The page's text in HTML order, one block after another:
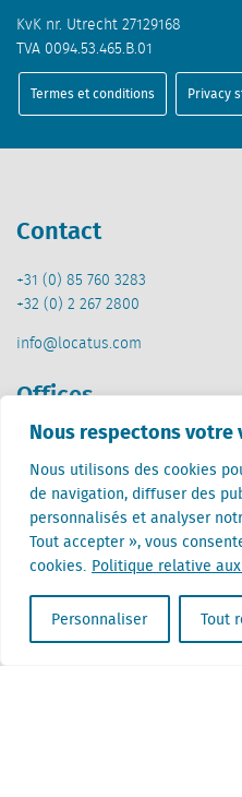
Nous respectons votre
Nous utilisons des cookies
de navigation, diffuser des
personnalisés et analyser
Tout accepter », vous
cookies. Politique relative
Personnaliser Tout
KvK nr. Utrecht 27129168
TVA 0094.53.465.B.01
Termes et conditions Privacy
Contact
+31 (0) 85 760 3283
+32 (0) 2 267 2800
info@locatus.com
Offices
Pays-Bas (siège)
Creative Valley
Stationsplein 32
3511 ED Utrecht
Belgique
1000 Bruxelles